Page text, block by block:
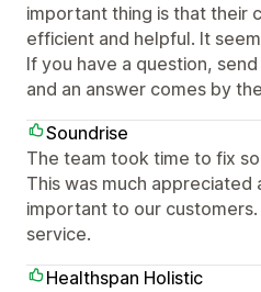
important thing is that their
efficient and helpful. It
If you have a question,
and an answer comes by
Soundrise
The team took time to fix
This was much appreciated
important to our
service.
Healthspan Holistic